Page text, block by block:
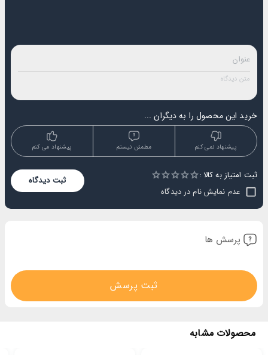
خرید این محصول را به دیگران ...
پیشنهاد می کنم مطمئن نیستم پیشنهاد نمی کنم
ثبت امتیاز به کالا :
1 Star
2 Stars
3 Stars
4 Stars
5 Stars
Empty
عدم نمایش نام در دیدگاه
ثبت دیدگاه
پرسش ها
ثبت پرسش
محصولات مشابه